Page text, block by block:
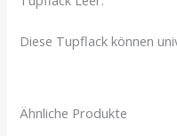
Diese Tupflack können
Ähnliche Produkte